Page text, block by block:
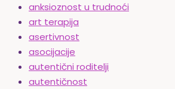
anksioznost u trudnoći
art terapija
asertivnost
asocijacije
autentični roditelji
autentičnost